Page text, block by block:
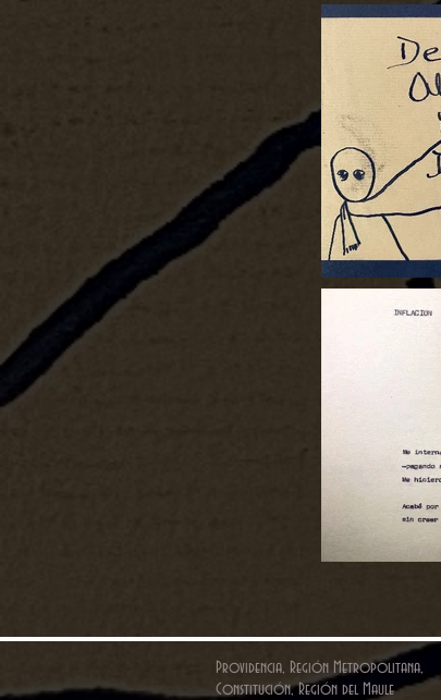
Providencia, Región Metropolitana,
Constitución, Región del Maule